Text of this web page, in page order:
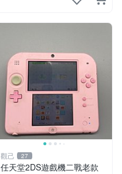
觀己 27
任天堂2DS遊戲機二戰老款